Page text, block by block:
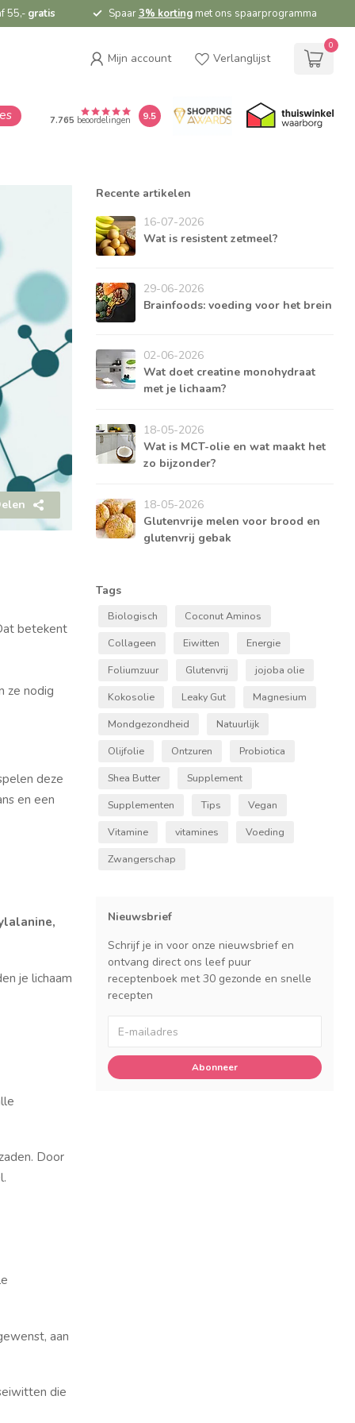
55,- gratis Spaar3% kortingmet ons spaarprogramma
Mijn account Verlanglijst
0
7.765 beoordelingen 9.5
betekent
ze nodig
deze
en een
je lichaam
Door
aan
die
Recente artikelen
16-07-2026
Wat is resistent zetmeel?
29-06-2026
Brainfoods: voeding voor het brein
02-06-2026
Wat doet creatine monohydraat
met je lichaam?
18-05-2026
Wat is MCT-olie en wat maakt het
zo bijzonder?
18-05-2026
Glutenvrije melen voor brood en
glutenvrij gebak
Tags
Biologisch
Coconut Aminos
Collageen
Eiwitten
Energie
Foliumzuur
Glutenvrij
jojoba olie
Kokosolie
Leaky Gut
Magnesium
Mondgezondheid
Natuurlijk
Olijfolie
Ontzuren
Probiotica
Shea Butter
Supplement
Supplementen
Tips
Vegan
Vitamine
vitamines
Voeding
Zwangerschap
Nieuwsbrief
Schrijf je in voor onze nieuwsbrief en
ontvang direct ons leef puur
receptenboek met 30 gezonde en snelle
recepten
Abonneer